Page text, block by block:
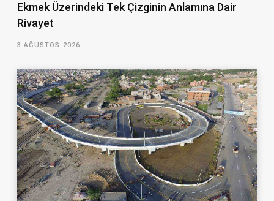
Ekmek Üzerindeki Tek Çizginin Anlamına Dair
Rivayet
3 AĞUSTOS 2026